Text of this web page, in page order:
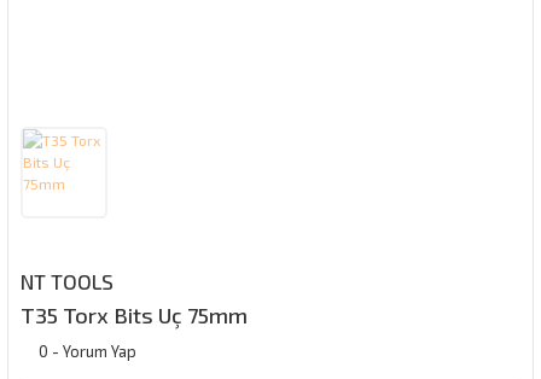
NT TOOLS
T35 Torx Bits Uç 75mm
0 - Yorum Yap